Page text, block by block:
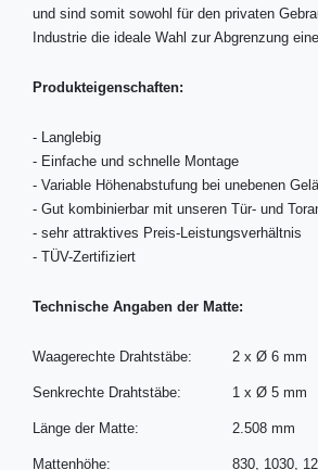
und sind somit sowohl für den privaten
Industrie die ideale Wahl zur Abgrenzung
Produkteigenschaften:
- Langlebig
- Einfache und schnelle Montage
- Variable Höhenabstufung bei unebenen
- Gut kombinierbar mit unseren Tür- und
- sehr attraktives Preis-Leistungsverhältnis
- TÜV-Zertifiziert
Technische Angaben der Matte:
Waagerechte Drahtstäbe:
Senkrechte Drahtstäbe:
Länge der Matte:
Mattenhöhe:
2 x Ø 6 mm
1 x Ø 5 mm
2.508 mm
830, 1030,